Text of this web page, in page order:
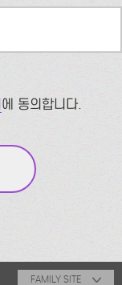
에 동의합니다.
FAMILY SITE